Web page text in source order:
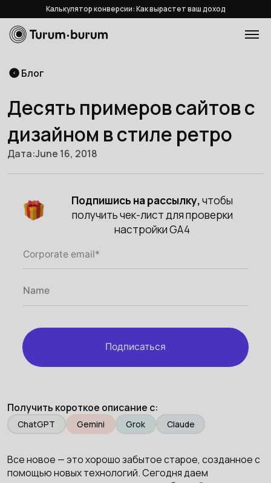
Калькулятор конверсии: Как вырастет ваш доход
Блог
Десять примеров сайтов с
дизайном в стиле ретро
Дата:June 16, 2018
Получить короткое описание с:
ChatGPT Gemini Grok Claude
Все новое — это хорошо забытое старое, созданное с
помощью новых технологий. Сегодня даем
Подпишись на рассылку,чтобы
получить чек-лист для проверки
настройки GA4
Подписаться